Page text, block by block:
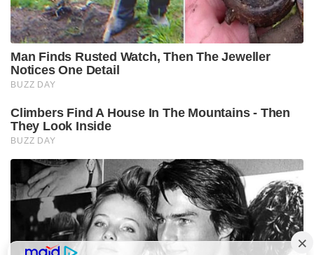
Man Finds Rusted Watch, Then The Jeweller
Notices One Detail
BUZZ DAY
Climbers Find A House In The Mountains - Then
They Look Inside
BUZZ DAY